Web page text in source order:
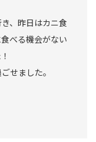
、昨日はカニ食
べる機会がない
せました。